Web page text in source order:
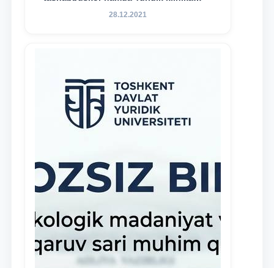
faoliyatida o‘z bilim va ko‘nikmalarini
28.12.2021